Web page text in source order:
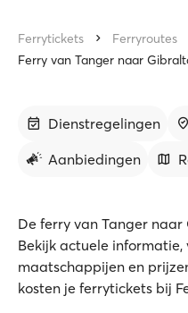
Ferrytickets
Ferryroutes
Ferry van Tanger naar
Dienstregelingen
Aanbiedingen
De ferry van Tanger
Bekijk actuele
maatschappijen en
kosten je ferrytickets bij